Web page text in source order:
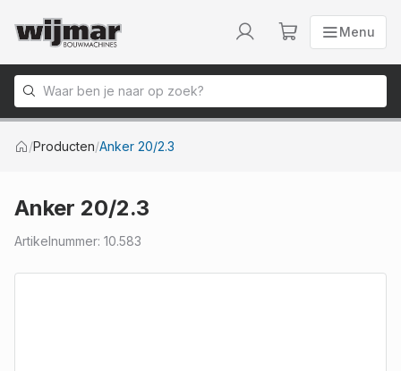
Menu
Menu
Naar homepage
/Producten/Anker 20/2.3
Anker 20/2.3
Artikelnummer: 10.583